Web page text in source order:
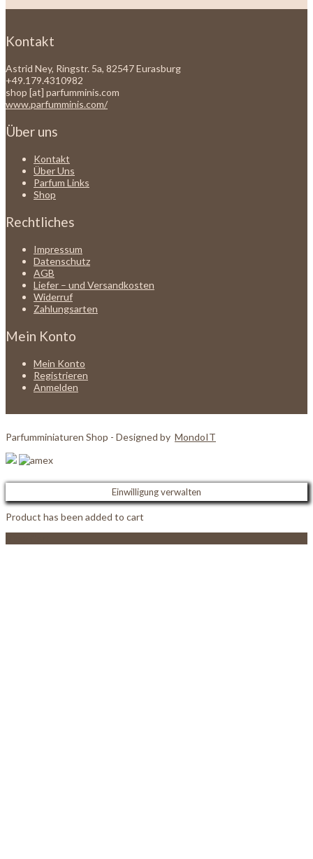
Kontakt
Astrid Ney, Ringstr. 5a, 82547 Eurasburg
+49.179.4310982
shop [at] parfumminis.com
www.parfumminis.com/
Über uns
Kontakt
Über Uns
Parfum Links
Shop
Rechtliches
Impressum
Datenschutz
AGB
Liefer – und Versandkosten
Widerruf
Zahlungsarten
Mein Konto
Mein Konto
Registrieren
Anmelden
Parfumminiaturen Shop - Designed by MondoIT
Einwilligung verwalten
Product has been added to cart